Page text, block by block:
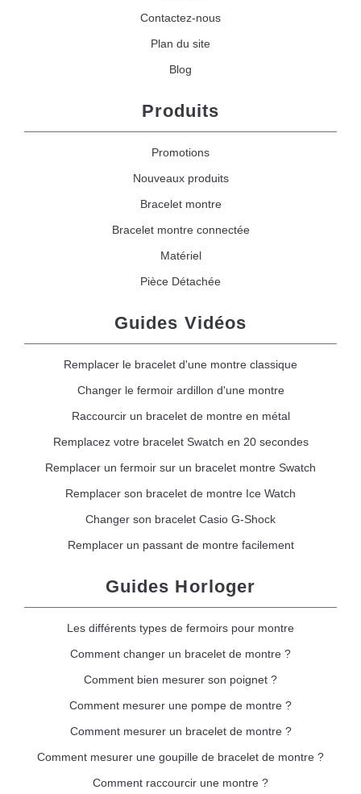
Contactez-nous
Plan du site
Blog
Produits
Promotions
Nouveaux produits
Bracelet montre
Bracelet montre connectée
Matériel
Pièce Détachée
Guides Vidéos
Remplacer le bracelet d'une montre classique
Changer le fermoir ardillon d'une montre
Raccourcir un bracelet de montre en métal
Remplacez votre bracelet Swatch en 20 secondes
Remplacer un fermoir sur un bracelet montre Swatch
Remplacer son bracelet de montre Ice Watch
Changer son bracelet Casio G-Shock
Remplacer un passant de montre facilement
Guides Horloger
Les différents types de fermoirs pour montre
Comment changer un bracelet de montre ?
Comment bien mesurer son poignet ?
Comment mesurer une pompe de montre ?
Comment mesurer un bracelet de montre ?
Comment mesurer une goupille de bracelet de montre ?
Comment raccourcir une montre ?